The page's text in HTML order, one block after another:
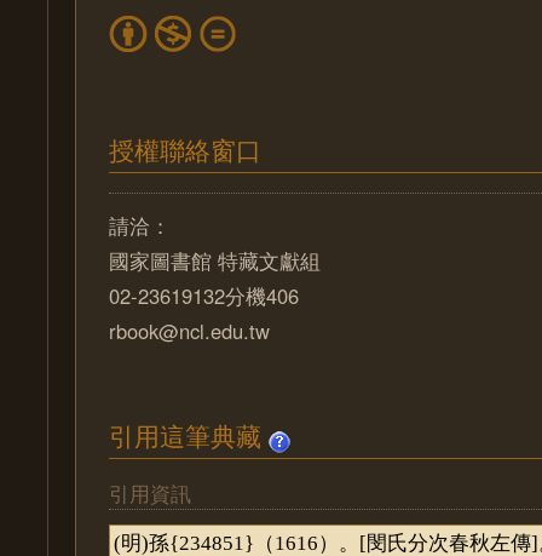
授權聯絡窗口
請洽：
國家圖書館 特藏文獻組
02-23619132分機406
rbook@ncl.edu.tw
引用這筆典藏
引用資訊